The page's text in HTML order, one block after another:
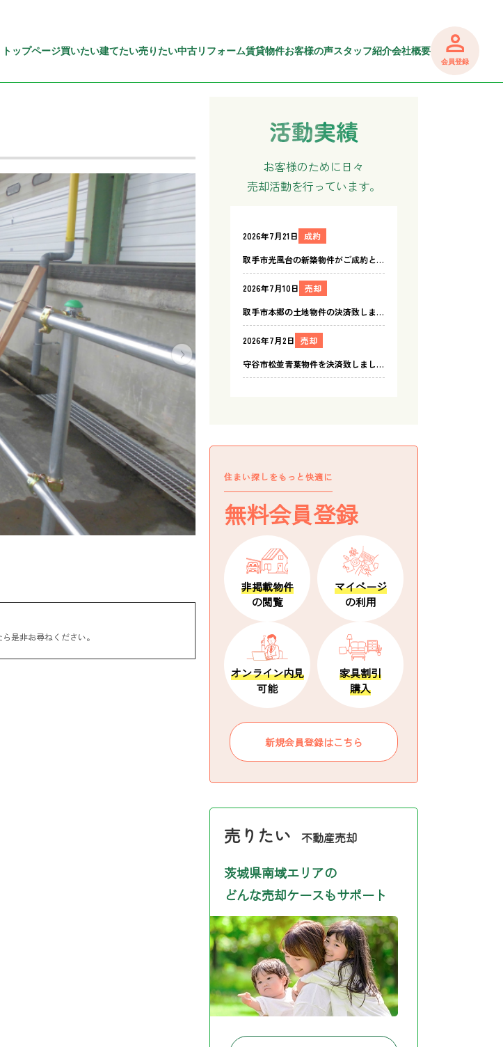
トップページ買いたい建てたい売りたい中古リフォーム賃貸物件お客様の声スタッフ紹介会社概要
会員登録
是非お尋ねください。
お客様のために日々
売却活動を行っています。
住まい探しをもっと快適に
無料会員登録
非掲載物件
の閲覧
マイページ
の利用
オンライン内見
可能
家具割引
購入
新規会員登録はこちら
売りたい 不動産売却
茨城県南域エリアの
どんな売却ケースもサポート